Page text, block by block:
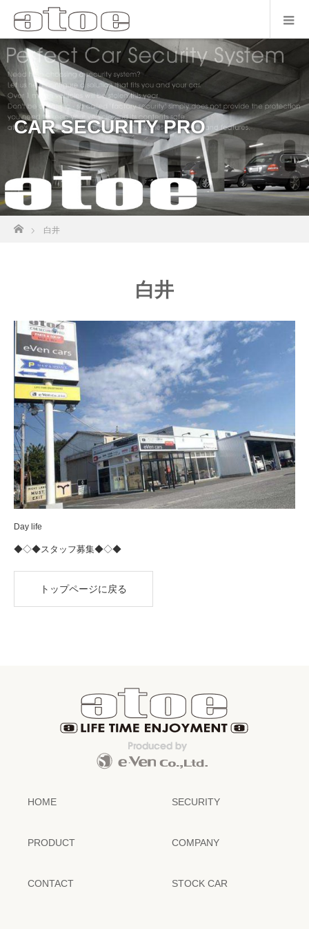
CAR SECURITY PRO
ホーム
白井
白井
Day life
◆◇◆スタッフ募集◆◇◆
トップページに戻る
HOME SECURITY
PRODUCT COMPANY
CONTACT STOCK CAR